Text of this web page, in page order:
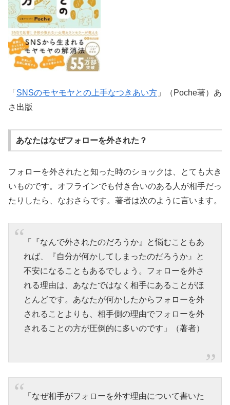
「 SNSのモヤモヤとの上手なつきあい方 」（Poche著）あ
さ出版
あなたはなぜフォローを外された？
フォローを外されたと知った時のショックは、とても大き
いものです。オフラインでも付き合いのある人が相手だっ
たりしたら、なおさらです。著者は次のように言います。
「『なんで外されたのだろうか』と悩むこともあ
れば、『自分が何かしてしまったのだろうか』と
不安になることもあるでしょう。フォローを外さ
れる理由は、あなたではなく相手にあることがほ
とんどです。あなたが何かしたからフォローを外
されることよりも、相手側の理由でフォローを外
されることの方が圧倒的に多いのです」（著者）
「なぜ相手がフォローを外す理由について書いた